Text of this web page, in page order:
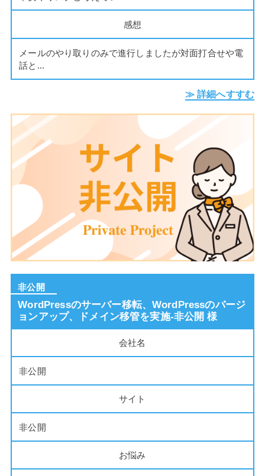
感想
メールのやり取りのみで進行しましたが対面打合せや電
話と...
≫ 詳細へすすむ
非公開
WordPressのサーバー移転、WordPressのバージ
ョンアップ、ドメイン移管を実施-非公開 様
会社名
非公開
サイト
非公開
お悩み